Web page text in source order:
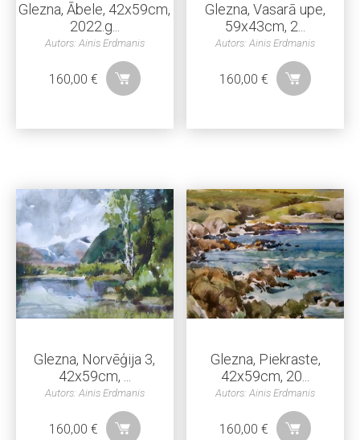
Glezna, Ābele, 42x59cm,
2022.g...
Autors: Ainis Erdmanis
160,00 €
Glezna, Vasarā upe,
59x43cm, 2...
Autors: Ainis Erdmanis
160,00€
Glezna, Norvēģija 3,
42x59cm, ...
Autors: Ainis Erdmanis
160,00 €
Glezna, Piekraste,
42x59cm, 20...
Autors: Ainis Erdmanis
160,00€